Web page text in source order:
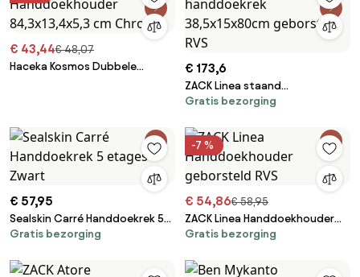
€ 43,44€ 48,07
Haceka Kosmos Dubbele
€ 173,6
ZACK Linea staand
handdoekrek 38,5x15x80cm
Gratis bezorging
€ 57,95
Sealskin Carré Handdoekrek 5
etages Zwart
Gratis bezorging
-7 %
€ 54,86€ 58,95
ZACK Linea Handdoekhouder
geborsteld RVS
Gratis bezorging